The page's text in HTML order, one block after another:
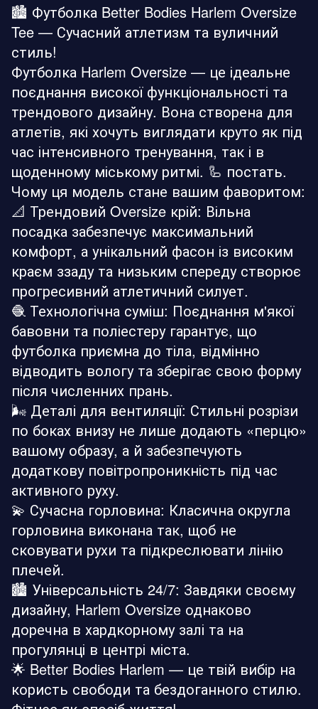
🏙️ Футболка Better Bodies Harlem Oversize
Tee — Сучасний атлетизм та вуличний
стиль!
Футболка Harlem Oversize — це ідеальне
поєднання високої функціональності та
трендового дизайну. Вона створена для
атлетів, які хочуть виглядати круто як під
час інтенсивного тренування, так і в
щоденному міському ритмі. 🦾 постать.
Чому ця модель стане вашим фаворитом:
📐 Трендовий Oversize крій: Вільна
посадка забезпечує максимальний
комфорт, а унікальний фасон із високим
краєм ззаду та низьким спереду створює
прогресивний атлетичний силует.
🧶 Технологічна суміш: Поєднання м'якої
бавовни та поліестеру гарантує, що
футболка приємна до тіла, відмінно
відводить вологу та зберігає свою форму
після численних прань.
🌬️ Деталі для вентиляції: Стильні розрізи
по боках внизу не лише додають «перцю»
вашому образу, а й забезпечують
додаткову повітропроникність під час
активного руху.
💫 Сучасна горловина: Класична округла
горловина виконана так, щоб не
сковувати рухи та підкреслювати лінію
плечей.
🏙️ Універсальність 24/7: Завдяки своєму
дизайну, Harlem Oversize однаково
доречна в хардкорному залі та на
прогулянці в центрі міста.
🌟 Better Bodies Harlem — це твій вибір на
користь свободи та бездоганного стилю.